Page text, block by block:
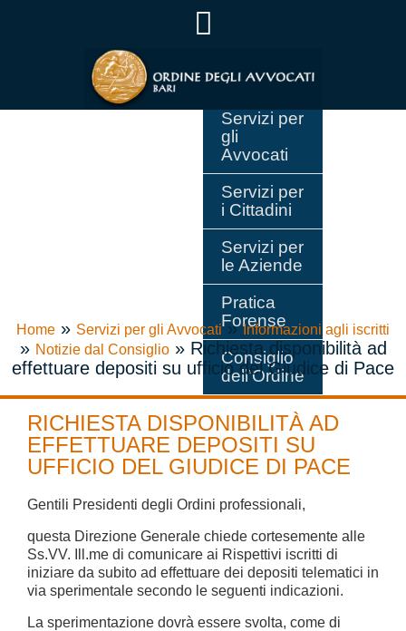
Servizi per
gli
Avvocati
Servizi per
i Cittadini
Servizi per
le Aziende
Pratica
Forense
Consiglio
dell’Ordine
Home » Servizi per gli Avvocati»Informazioni agli iscritti
» Notizie dal Consiglio» Richiesta disponibilità ad
effettuare depositi su ufficio del Giudice di Pace
RICHIESTA DISPONIBILITÀ AD
EFFETTUARE DEPOSITI SU
UFFICIO DEL GIUDICE DI PACE
Gentili Presidenti degli Ordini professionali,
questa Direzione Generale chiede cortesemente alle
Ss.VV. Ill.me di comunicare ai Rispettivi iscritti di
iniziare da subito ad effettuare dei depositi telematici in
via sperimentale secondo le seguenti indicazioni.
La sperimentazione dovrà essere svolta, come di